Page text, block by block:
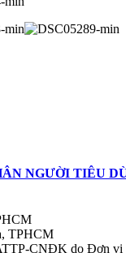
NGƯỜI TIÊU
TPHCM
CNĐK do Đơn vị